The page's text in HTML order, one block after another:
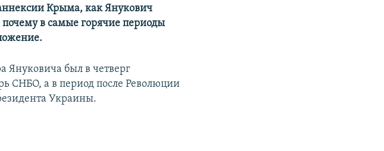
Крыма, как Янукович
в самые горячие периоды
Януковича был в четверг
СНБО, а в период после Революции
Украины.